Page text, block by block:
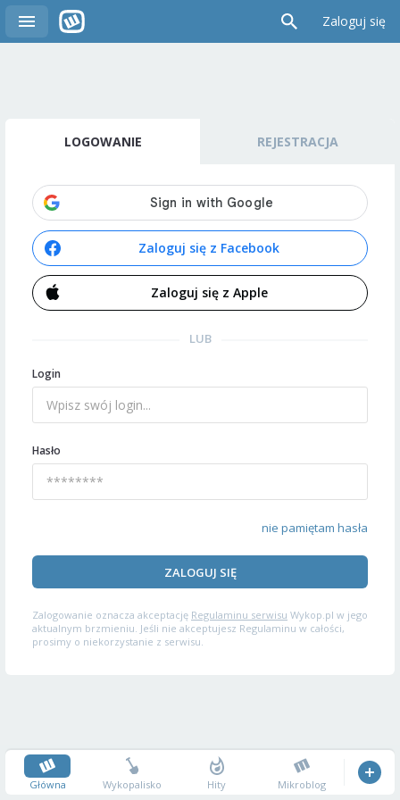
Zaloguj się
LOGOWANIE REJESTRACJA
Zaloguj się z Facebook
Zaloguj się z Apple
LUB
Login
Hasło
nie pamiętam hasła
ZALOGUJ SIĘ
Zalogowanie oznacza akceptację Regulaminu serwisu Wykop.pl w jego
aktualnym brzmieniu. Jeśli nie akceptujesz Regulaminu w całości,
prosimy o niekorzystanie z serwisu.
Główna Wykopalisko Hity Mikroblog